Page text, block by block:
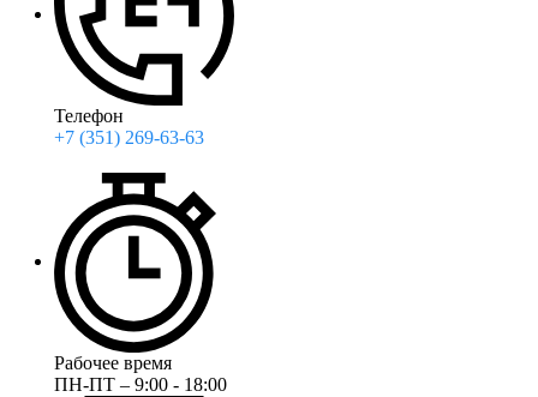
Телефон
+7 (351) 269-63-63
Рабочее время
ПН-ПТ – 9:00 - 18:00